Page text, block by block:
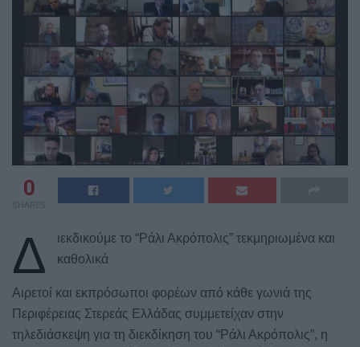
0
SHARES
Δ
ιεκδικούμε το “Ράλι Ακρόπολις” τεκμηριωμένα και
καθολικά
Αιρετοί και εκπρόσωποι φορέων από κάθε γωνιά της
Περιφέρειας Στερεάς Ελλάδας συμμετείχαν στην
τηλεδιάσκεψη για τη διεκδίκηση του “Ράλι Ακρόπολις”, η